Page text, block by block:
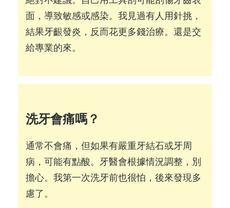
面，導致敏感或感染。我見過有人用針挑，
結果牙齦發炎，反而花更多錢治療。還是交
給專業的來。
洗牙會痛嗎？
通常不會痛，但如果有嚴重牙結石或牙周
病，可能有點酸。牙醫會根據情況調整，別
擔心。我第一次洗牙前也很怕，後來發現多
慮了。